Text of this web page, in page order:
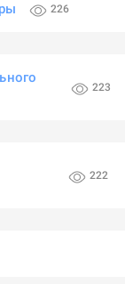
226
223
222